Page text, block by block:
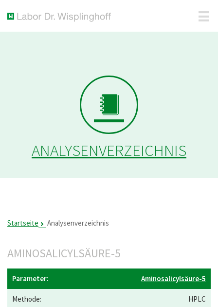
ANALYSENVERZEICHNIS
Startseite Analysenverzeichnis
AMINOSALICYLSÄURE-5
Aminosalicylsäure-5
HPLC